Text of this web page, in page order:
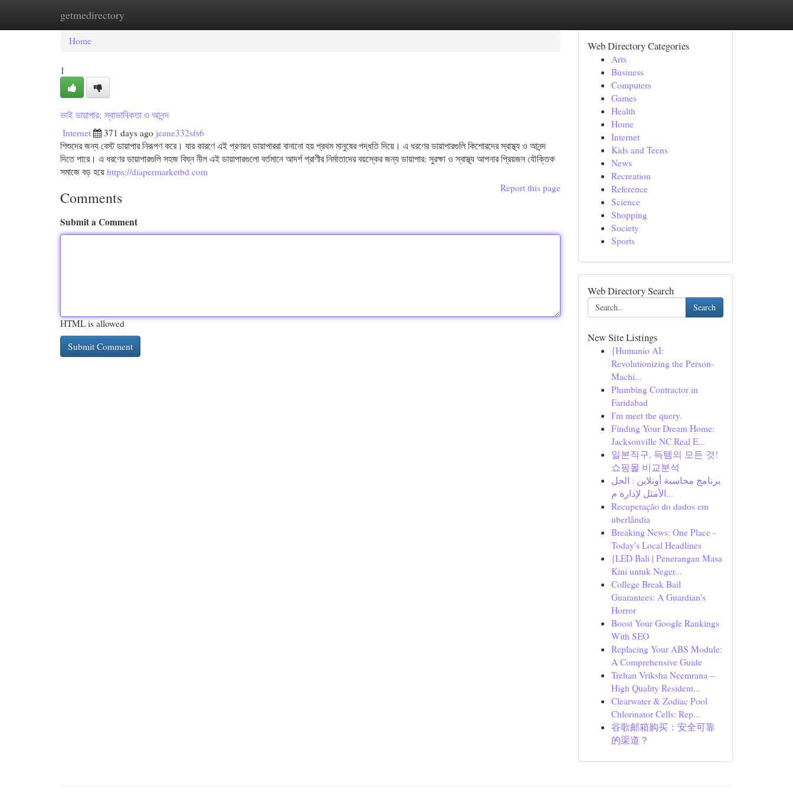
getmedirectory
Home New Site Listings
Home
1
ভাই ডায়াপার: স্বাভাবিকতা ও আনন্দ
Internet 371 days ago jeane332sfs6
শিশুদের জন্য বেস্ট ডায়াপার নিরূপণ করে। যার কারণে এই প্রণয়ন ডায়াপাররা বানানো হয় প্রথম মানুষের পদ্ধতি দিয়ে। এ ধরণের ডায়াপারগুলি কিশোরদের স্বাস্থ্য ও আনন্দ
দিতে পারে। এ ধরণের ডায়াপারগুলি সহজ বিঘ্ন নীল এই ডায়াপারগুলো বর্তমানে আদর্শ প্রাণীর নির্মাতাদের বয়স্কের জন্য ডায়াপার: সুরক্ষা ও স্বাস্থ্য আপনার প্রিয়জন যৌক্তিক
সমাজে বড় হয়ে https://diapermarketbd.com
Report this page
Comments
Submit a Comment
HTML is allowed
Web Directory Categories
Arts
Business
Computers
Games
Health
Home
Internet
Kids and Teens
News
Recreation
Reference
Science
Shopping
Society
Sports
Web Directory Search
Search
New Site Listings
{Humanio AI:
Revolutionizing the Person-
Machi...
Plumbing Contractor in
Faridabad
I'm meet the query.
Finding Your Dream Home:
Jacksonville NC Real E...
일본직구, 득템의 모든 것!
쇼핑몰 비교분석
برنامج محاسبة أونلاين : الحل
الأمثل لإدارة م...
Recuperação do dados em
uberlândia
Breaking News: One Place -
Today's Local Headlines
{LED Bali | Penerangan Masa
Kini untuk Neger...
College Break Bail
Guarantees: A Guardian's
Horror
Boost Your Google Rankings
With SEO
Replacing Your ABS Module:
A Comprehensive Guide
Trehan Vriksha Neemrana –
High Quality Resident...
Clearwater & Zodiac Pool
Chlorinator Cells: Rep...
谷歌邮箱购买：安全可靠
的渠道？